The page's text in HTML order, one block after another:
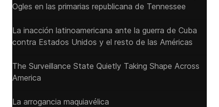
Ogles en las primarias republicana de Tennessee
La inacción latinoamericana ante la guerra de Cuba
contra Estados Unidos y el resto de las Américas
The Surveillance State Quietly Taking Shape Across
America
La arrogancia maquiavélica